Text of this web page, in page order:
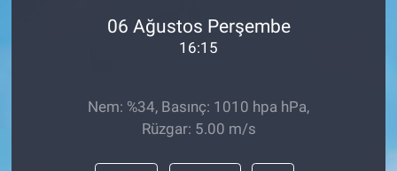
06 Ağustos Perşembe
16:15
Nem: %34, Basınç: 1010 hpa hPa,
Rüzgar: 5.00 m/s